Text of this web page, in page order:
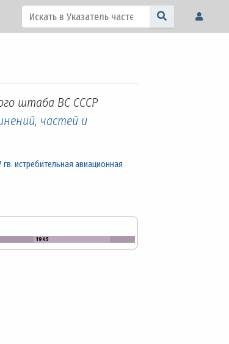
штаба ВС СССР
частей и
гв. истребительная авиационная
1945